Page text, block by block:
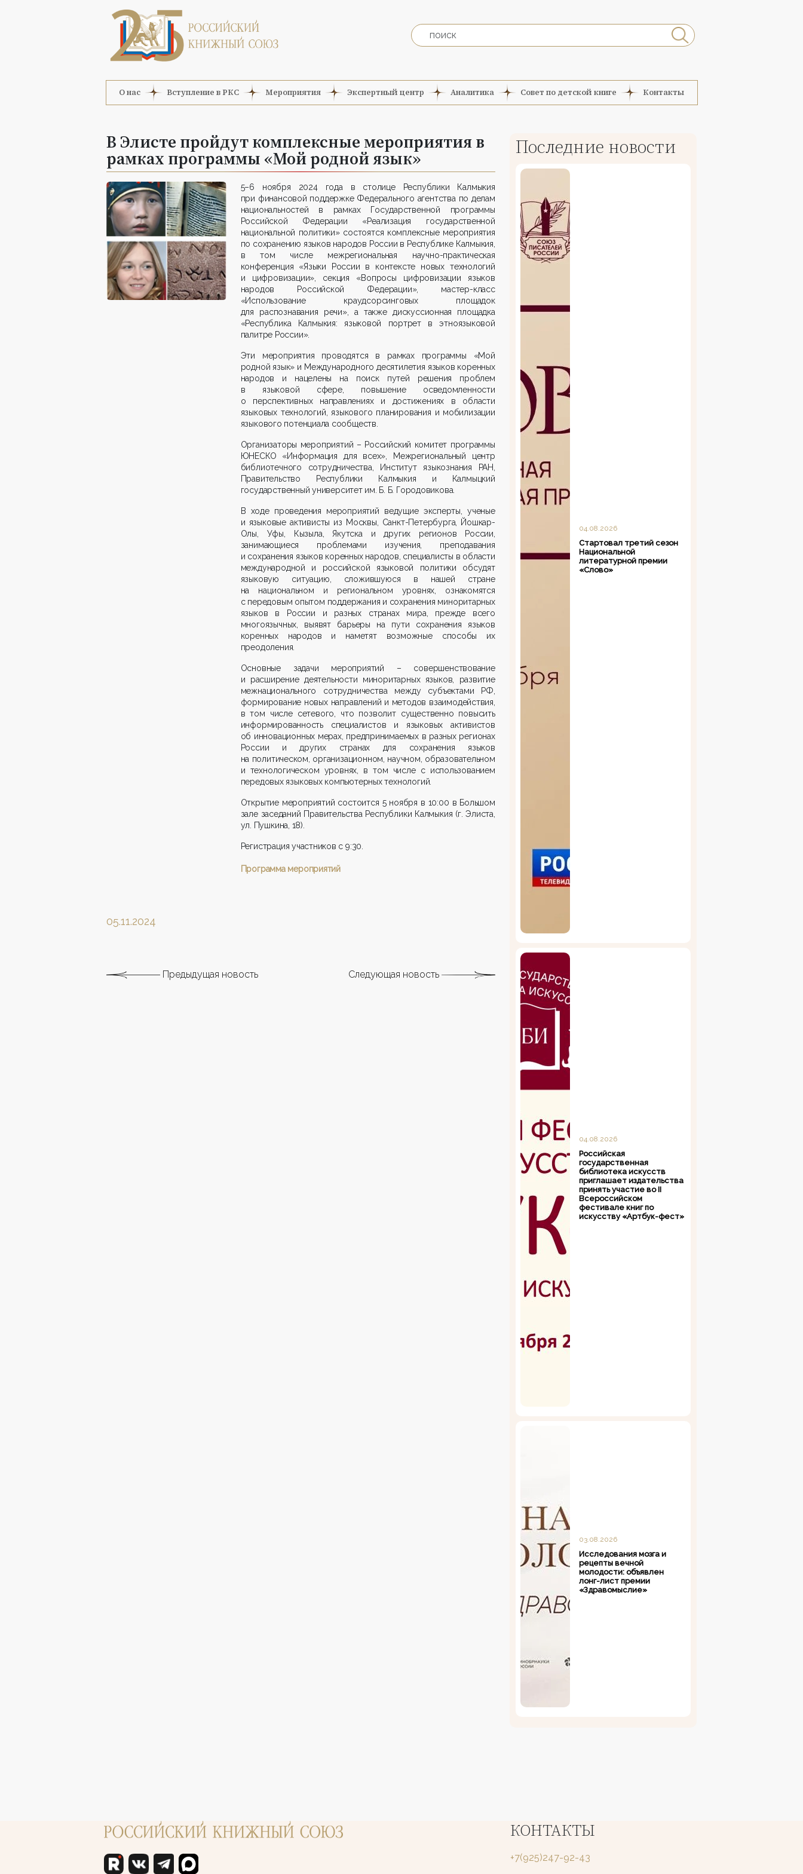
О нас Вступление в РКС Мероприятия Экспертный центр Аналитика Совет по детской книге Контакты
В Элисте пройдут комплексные мероприятия в
рамках программы «Мой родной язык»
5–6 ноября 2024 года в столице Республики Калмыкия
при финансовой поддержке Федерального агентства по делам
национальностей в рамках Государственной программы
Российской Федерации «Реализация государственной
национальной политики» состоятся комплексные мероприятия
по сохранению языков народов России в Республике Калмыкия,
в том числе межрегиональная научно-практическая
конференция «Языки России в контексте новых технологий
и цифровизации», секция «Вопросы цифровизации языков
народов Российской Федерации», мастер-класс
«Использование краудсорсинговых площадок
для распознавания речи», а также дискуссионная площадка
«Республика Калмыкия: языковой портрет в этноязыковой
палитре России».
Эти мероприятия проводятся в рамках программы «Мой
родной язык» и Международного десятилетия языков коренных
народов и нацелены на поиск путей решения проблем
в языковой сфере, повышение осведомленности
о перспективных направлениях и достижениях в области
языковых технологий, языкового планирования и мобилизации
языкового потенциала сообществ.
Организаторы мероприятий – Российский комитет программы
ЮНЕСКО «Информация для всех», Межрегиональный центр
библиотечного сотрудничества, Институт языкознания РАН,
Правительство Республики Калмыкия и Калмыцкий
государственный университет им. Б. Б. Городовикова.
В ходе проведения мероприятий ведущие эксперты, ученые
и языковые активисты из Москвы, Санкт-Петербурга, Йошкар-
Олы, Уфы, Кызыла, Якутска и других регионов России,
занимающиеся проблемами изучения, преподавания
и сохранения языков коренных народов, специалисты в области
международной и российской языковой политики обсудят
языковую ситуацию, сложившуюся в нашей стране
на национальном и региональном уровнях, ознакомятся
с передовым опытом поддержания и сохранения миноритарных
языков в России и разных странах мира, прежде всего
многоязычных, выявят барьеры на пути сохранения языков
коренных народов и наметят возможные способы их
преодоления.
Основные задачи мероприятий – совершенствование
и расширение деятельности миноритарных языков, развитие
межнационального сотрудничества между субъектами РФ,
формирование новых направлений и методов взаимодействия,
в том числе сетевого, что позволит существенно повысить
информированность специалистов и языковых активистов
об инновационных мерах, предпринимаемых в разных регионах
России и других странах для сохранения языков
на политическом, организационном, научном, образовательном
и технологическом уровнях, в том числе с использованием
передовых языковых компьютерных технологий.
Открытие мероприятий состоится 5 ноября в 10:00 в Большом
зале заседаний Правительства Республики Калмыкия (г. Элиста,
ул. Пушкина, 18).
Регистрация участников с 9:30.
Программа мероприятий
05.11.2024
Предыдущая новость Следующая новость
Последние новости
04.08.2026
Стартовал третий сезон
Национальной
литературной премии
«Слово»
04.08.2026
Российская
государственная
библиотека искусств
приглашает издательства
принять участие во II
Всероссийском
фестивале книг по
искусству «Артбук-фест»
03.08.2026
Исследования мозга и
рецепты вечной
молодости: объявлен
лонг-лист премии
«Здравомыслие»
КОНТАКТЫ
+7(925)247-92-43